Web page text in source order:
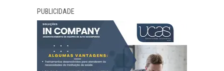
PUBLICIDADE